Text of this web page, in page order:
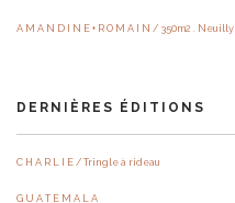
A M A N D I N E + R O M A I N / 350m2 . Neuilly
DERNIÈRES ÉDITIONS
C H A R L I E / Tringle à rideau
G U A T E M A L A